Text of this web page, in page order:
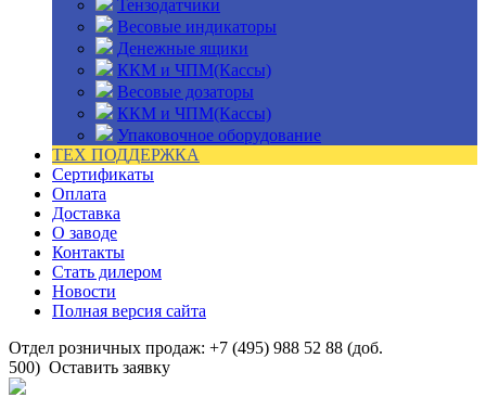
Тензодатчики
Весовые индикаторы
Денежные ящики
ККМ и ЧПМ(Кассы)
Весовые дозаторы
ККМ и ЧПМ(Кассы)
Упаковочное оборудование
ТЕХ ПОДДЕРЖКА
Сертификаты
Оплата
Доставка
О заводе
Контакты
Стать дилером
Новости
Полная версия сайта
Отдел розничных продаж: +7 (495) 988 52 88 (доб.
500) Оставить заявку